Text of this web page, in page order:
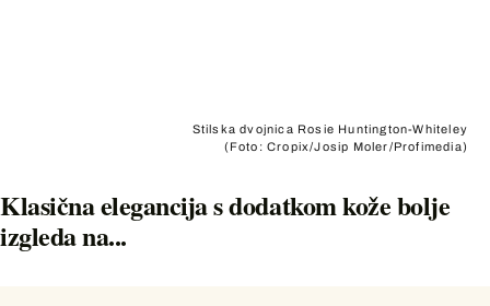
Stilska dvojnica Rosie Huntington-Whiteley
(Foto: Cropix/Josip Moler/Profimedia)
Klasična elegancija s dodatkom kože bolje
izgleda na...